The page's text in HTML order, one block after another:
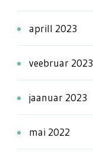
aprill 2023
veebruar 2023
jaanuar 2023
mai 2022